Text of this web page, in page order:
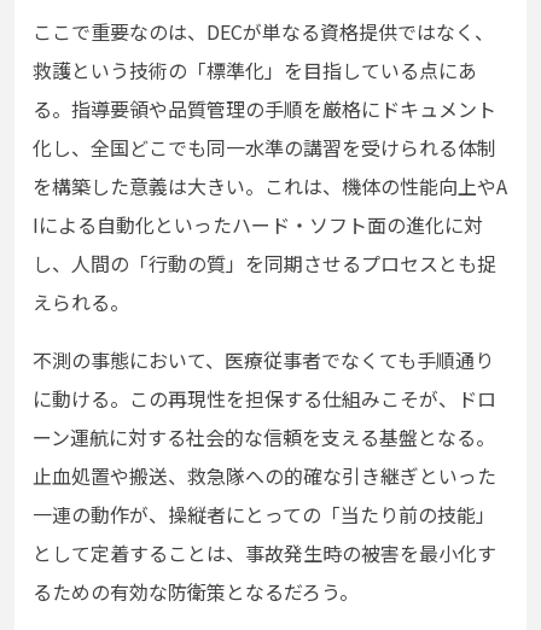
ここで重要なのは、DECが単なる資格提供ではなく、
救護という技術の「標準化」を目指している点にあ
る。指導要領や品質管理の手順を厳格にドキュメント
化し、全国どこでも同一水準の講習を受けられる体制
を構築した意義は大きい。これは、機体の性能向上やA
Iによる自動化といったハード・ソフト面の進化に対
し、人間の「行動の質」を同期させるプロセスとも捉
えられる。
不測の事態において、医療従事者でなくても手順通り
に動ける。この再現性を担保する仕組みこそが、ドロ
ーン運航に対する社会的な信頼を支える基盤となる。
止血処置や搬送、救急隊への的確な引き継ぎといった
一連の動作が、操縦者にとっての「当たり前の技能」
として定着することは、事故発生時の被害を最小化す
るための有効な防衛策となるだろう。